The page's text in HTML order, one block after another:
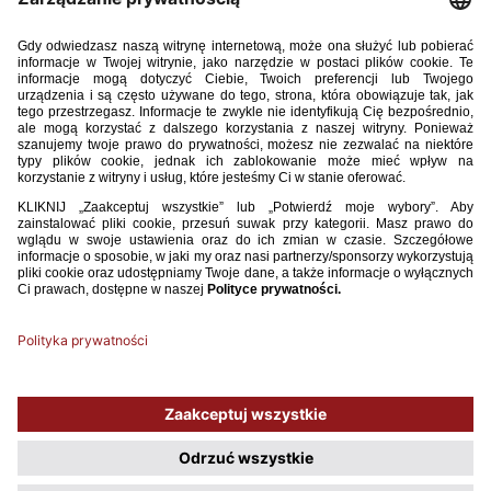
Kasprowicz powołał dodatkowo pięć zawodniczek na
zgrupowanie selekcyjne, które w dniach 26-29 maja odbędzie
się w Pruszkowie.
Lista dodatkowo powołanych zawodniczek:
1. Julia Sikora (BTS Rekord Bielsko-Biała)
2. Krystyna Flis (FC Basel)
5. Martyna Kośmińska (Legionistki Warszawa)
Używamy plików cookies, aby ułatwić Ci korzystanie z naszego serwisu
oraz do celów statystycznych. Jeśli nie blokujesz tych plików, to zgadzasz
się na ich użycie oraz zapisanie w pamięci urządzenia. Pamiętaj, że
możesz samodzielnie zarządzać cookies, zmieniając ustawienia